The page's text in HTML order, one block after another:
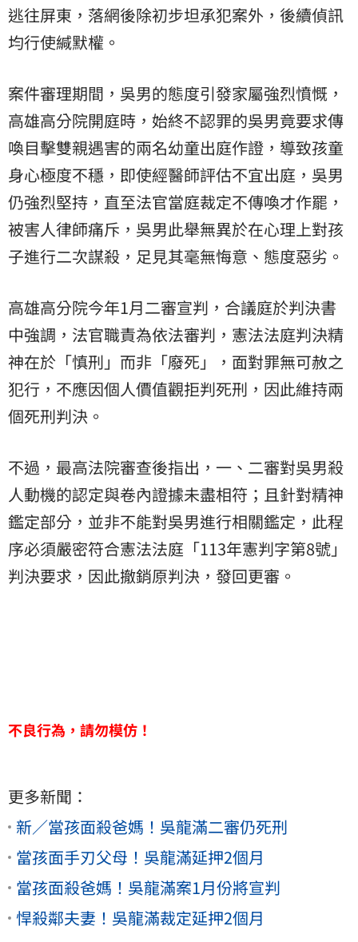
逃往屏東，落網後除初步坦承犯案外，後續偵訊
均行使緘默權。
案件審理期間，吳男的態度引發家屬強烈憤慨，
高雄高分院開庭時，始終不認罪的吳男竟要求傳
喚目擊雙親遇害的兩名幼童出庭作證，導致孩童
身心極度不穩，即使經醫師評估不宜出庭，吳男
仍強烈堅持，直至法官當庭裁定不傳喚才作罷，
被害人律師痛斥，吳男此舉無異於在心理上對孩
子進行二次謀殺，足見其毫無悔意、態度惡劣。
高雄高分院今年1月二審宣判，合議庭於判決書
中強調，法官職責為依法審判，憲法法庭判決精
神在於「慎刑」而非「廢死」，面對罪無可赦之
犯行，不應因個人價值觀拒判死刑，因此維持兩
個死刑判決。
不過，最高法院審查後指出，一、二審對吳男殺
人動機的認定與卷內證據未盡相符；且針對精神
鑑定部分，並非不能對吳男進行相關鑑定，此程
序必須嚴密符合憲法法庭「113年憲判字第8號」
判決要求，因此撤銷原判決，發回更審。
不良行為，請勿模仿！
更多新聞：
新／當孩面殺爸媽！吳龍滿二審仍死刑
當孩面手刃父母！吳龍滿延押2個月
當孩面殺爸媽！吳龍滿案1月份將宣判
悍殺鄰夫妻！吳龍滿裁定延押2個月